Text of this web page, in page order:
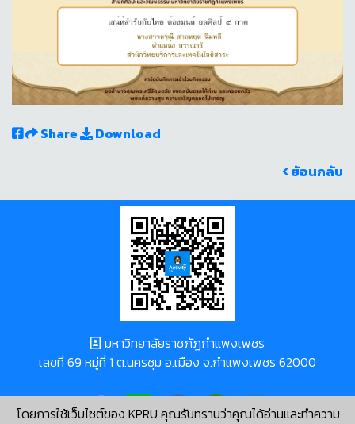
Share
Download
ย้อนกลับ
โดยการใช้เว็บไซต์ของ KPRU คุณรับทราบว่าคุณได้อ่านและทำความ
มหาวิทยาลัยราชภัฏกำแพงเพชร
เลขที่ 69 หมู่ที่ 1 ต.นครชุม อ.เมือง จ.กำแพงเพชร 62000